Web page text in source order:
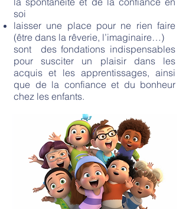
soi
laisser une place pour ne rien faire
(être dans la rêverie, l’imaginaire…)
sont des fondations indispensables
pour susciter un plaisir dans les
acquis et les apprentissages, ainsi
que de la confiance et du bonheur
chez les enfants.